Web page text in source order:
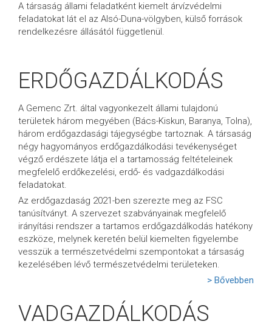
A társaság állami feladatként kiemelt árvízvédelmi
feladatokat lát el az Alsó-Duna-völgyben, külső források
rendelkezésre állásától függetlenül.
ERDŐGAZDÁLKODÁS
A Gemenc Zrt. által vagyonkezelt állami tulajdonú
területek három megyében (Bács-Kiskun, Baranya, Tolna),
három erdőgazdasági tájegységbe tartoznak. A társaság
négy hagyományos erdőgazdálkodási tevékenységet
végző erdészete látja el a tartamosság feltételeinek
megfelelő erdőkezelési, erdő- és vadgazdálkodási
feladatokat.
Az erdőgazdaság 2021-ben szerezte meg az FSC
tanúsítványt. A szervezet szabványainak megfelelő
irányítási rendszer a tartamos erdőgazdálkodás hatékony
eszköze, melynek keretén belül kiemelten figyelembe
vesszük a természetvédelmi szempontokat a társaság
kezelésében lévő természetvédelmi területeken.
> Bővebben
VADGAZDÁLKODÁS